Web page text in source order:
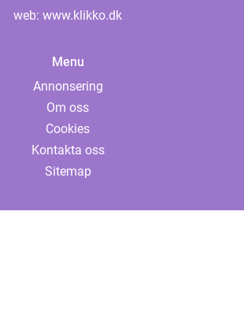
web: www.klikko.dk
Menu
Annonsering
Om oss
Cookies
Kontakta oss
Sitemap